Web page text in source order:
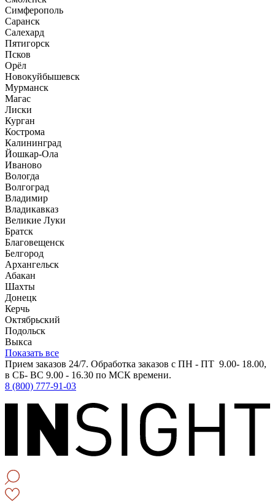
Симферополь
Саранск
Салехард
Пятигорск
Псков
Орёл
Новокуйбышевск
Мурманск
Магас
Лиски
Курган
Кострома
Калининград
Йошкар-Ола
Иваново
Вологда
Волгоград
Владимир
Владикавказ
Великие Луки
Братск
Благовещенск
Белгород
Архангельск
Абакан
Шахты
Донецк
Керчь
Октябрьский
Подольск
Выкса
Показать все
Прием заказов 24/7. Обработка заказов с ПН - ПТ 9.00- 18.00,
в СБ- ВС 9.00 - 16.30 по МСК времени.
8 (800) 777-91-03